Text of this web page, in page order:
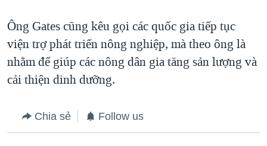
Ông Gates cũng kêu gọi các quốc gia tiếp tục
viện trợ phát triển nông nghiệp, mà theo ông là
nhằm để giúp các nông dân gia tăng sản lượng và
cải thiện dinh dưỡng.
Chia sẻ Follow us